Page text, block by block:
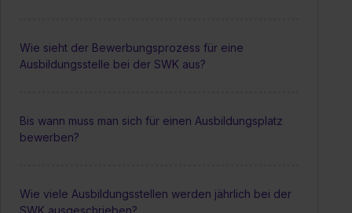
Wie sieht der Bewerbungsprozess für eine
Ausbildungsstelle bei der SWK aus?
Bis wann muss man sich für einen Ausbildungsplatz
bewerben?
Wie viele Ausbildungsstellen werden jährlich bei der
SWK ausgeschrieben?